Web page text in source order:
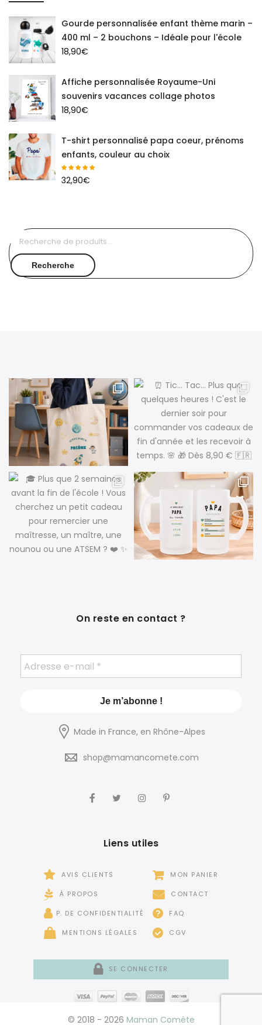
Gourde personnalisée enfant thème marin –
400 ml – 2 bouchons – Idéale pour l'école
18,90€
Affiche personnalisée Royaume-Uni
souvenirs vacances collage photos
18,90€
T-shirt personnalisé papa coeur, prénoms
enfants, couleur au choix
32,90€
Recherche
On reste en contact ?
Made in France, en Rhône-Alpes
shop@mamancomete.com
Liens utiles
AVIS CLIENTS
À PROPOS
P. DE CONFIDENTIALITÉ
MENTIONS LÉGALES
MON PANIER
CONTACT
FAQ
CGV
SE CONNECTER
© 2018 - 2026 Maman Comète